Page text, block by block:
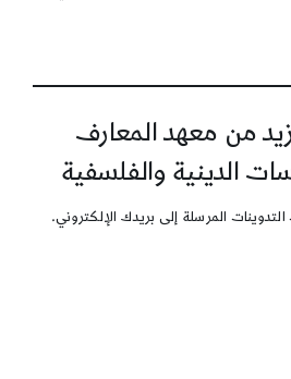
من معهد المعارف
الدينية والفلسفية
المرسلة إلى بريدك الإلكتروني.